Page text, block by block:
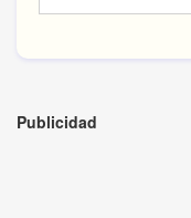
Publicidad